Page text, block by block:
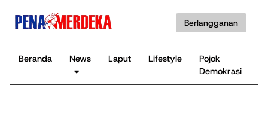
Berlangganan
Beranda News Laput Lifestyle
Pojok
Demokrasi